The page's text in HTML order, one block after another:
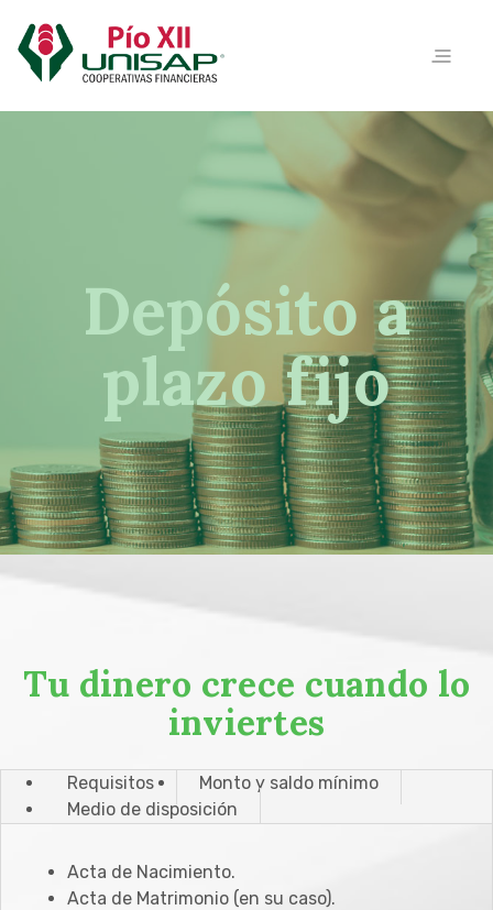
Depósito a
plazo fijo
Tu dinero crece cuando lo
inviertes
Requisitos
Monto y saldo mínimo
Medio de disposición
Acta de Nacimiento.
Acta de Matrimonio (en su caso).